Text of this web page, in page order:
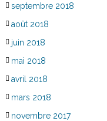
septembre 2018
août 2018
juin 2018
mai 2018
avril 2018
mars 2018
novembre 2017